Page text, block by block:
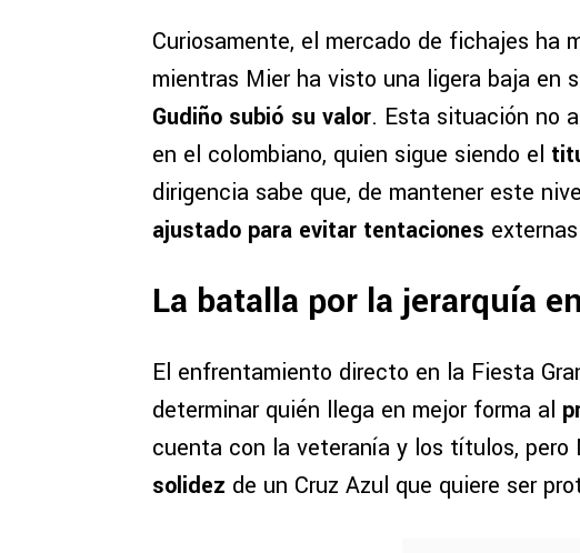
Curiosamente, el mercado de fichajes ha
mientras Mier ha visto una ligera baja en
Gudiño subió su valor. Esta situación no
en el colombiano, quien sigue siendo el
dirigencia sabe que, de mantener este
ajustado para evitar tentaciones
La batalla por la jerarquía
El enfrentamiento directo en la Fiesta
determinar quién llega en mejor forma al
cuenta con la veteranía y los títulos, pero
solidez de un Cruz Azul que quiere ser